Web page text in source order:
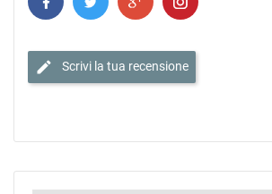
edit Scrivi la tua recensione